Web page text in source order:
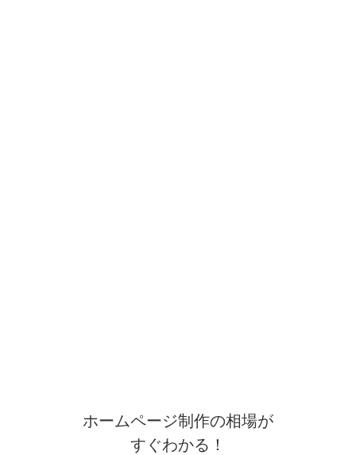
ホームページ制作の相場が
すぐわかる！